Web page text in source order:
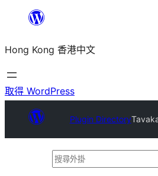
主
要
內
Hong Kong 香港中文
取得 WordPress
Plugin Directory
搜